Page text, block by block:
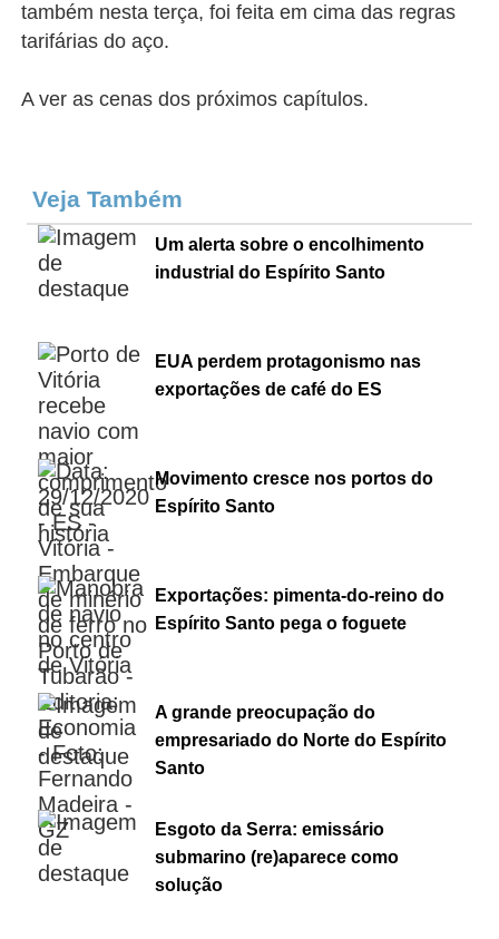
também nesta terça, foi feita em cima das regras
tarifárias do aço.
A ver as cenas dos próximos capítulos.
Veja Também
Um alerta sobre o encolhimento
industrial do Espírito Santo
EUA perdem protagonismo nas
exportações de café do ES
Movimento cresce nos portos do
Espírito Santo
Exportações: pimenta-do-reino do
Espírito Santo pega o foguete
A grande preocupação do
empresariado do Norte do Espírito
Santo
Esgoto da Serra: emissário
submarino (re)aparece como
solução